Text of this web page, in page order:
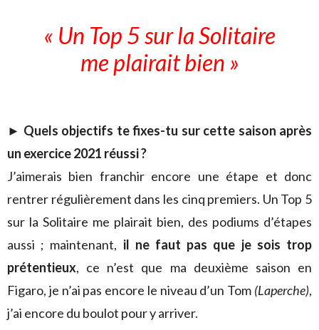
« Un Top 5 sur la Solitaire
me plairait bien »
► Quels objectifs te fixes-tu sur cette saison après
un exercice 2021 réussi ?
J’aimerais bien franchir encore une étape et donc
rentrer régulièrement dans les cinq premiers. Un Top 5
sur la Solitaire me plairait bien, des podiums d’étapes
aussi ; maintenant, il ne faut pas que je sois trop
prétentieux, ce n’est que ma deuxième saison en
Figaro, je n’ai pas encore le niveau d’un Tom (Laperche),
j’ai encore du boulot pour y arriver.